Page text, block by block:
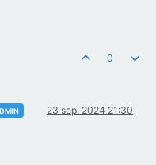
0
23 sep. 2024 21:30